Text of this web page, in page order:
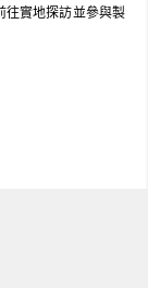
往實地探訪並參與製